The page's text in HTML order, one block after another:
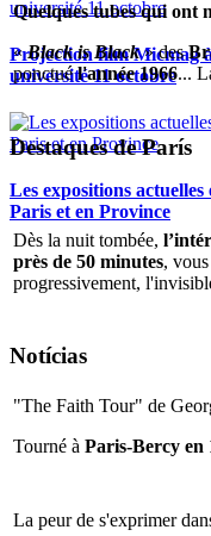
Projection film Micmag
université 11 octobre
Les expositions actuelles
Paris et en Province
Quelques tubes qui ont
«Black is Black» des
ponctuél'année 1966...
Destaques de París
Dès la nuit tombée,
près de 50 minutes,
progressivement,
Notícias
"The Faith Tour" de
Tourné à Paris-Bercy en
La peur de s'exprimer